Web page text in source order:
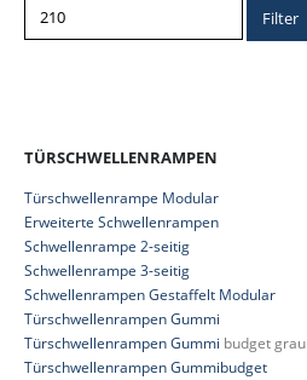
Filter
TÜRSCHWELLENRAMPEN
Türschwellenrampe Modular
Erweiterte Schwellenrampen
Schwellenrampe 2-seitig
Schwellenrampe 3-seitig
Schwellenrampen Gestaffelt Modular
Türschwellenrampen Gummi
Türschwellenrampen Gummi budget grau
Türschwellenrampen Gummibudget